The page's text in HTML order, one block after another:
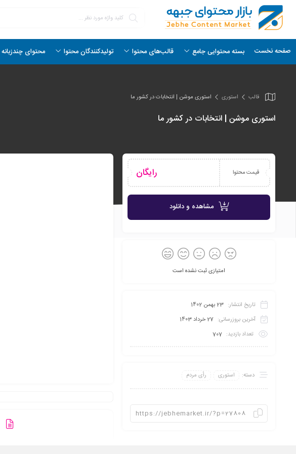
صفحه نخست بسته محتوایی جامع قالب‌های محتوا تولیدکنندگان محتوا محتوای چندزبانه
قالب استوری استوری موشن | انتخابات در کشور ما
استوری موشن | انتخابات در کشور ما
قیمت محتوا رایگان
مشاهده و دانلود
امتیازی ثبت نشده است
تاریخ انتشار: 23 بهمن 1402
آخرین بروزرسانی: 27 خرداد 1403
تعداد بازدید: 707
دسته: استوری رأی مردم